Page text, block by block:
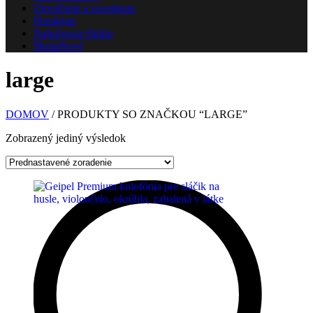
Ozvučenie a osvetlenie
Prenájom
Nahrávacie štúdio
ŠkolaNové
large
DOMOV / PRODUKTY SO ZNAČKOU “LARGE”
Zobrazený jediný výsledok